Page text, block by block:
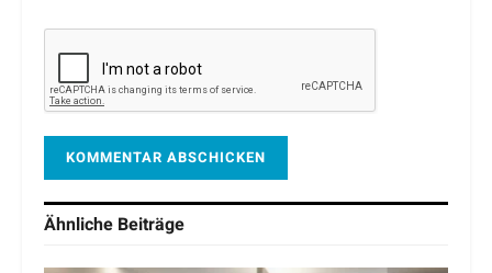
Ähnliche Beiträge